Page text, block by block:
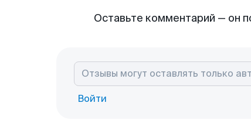
Оставьте комментарий — он
Войти